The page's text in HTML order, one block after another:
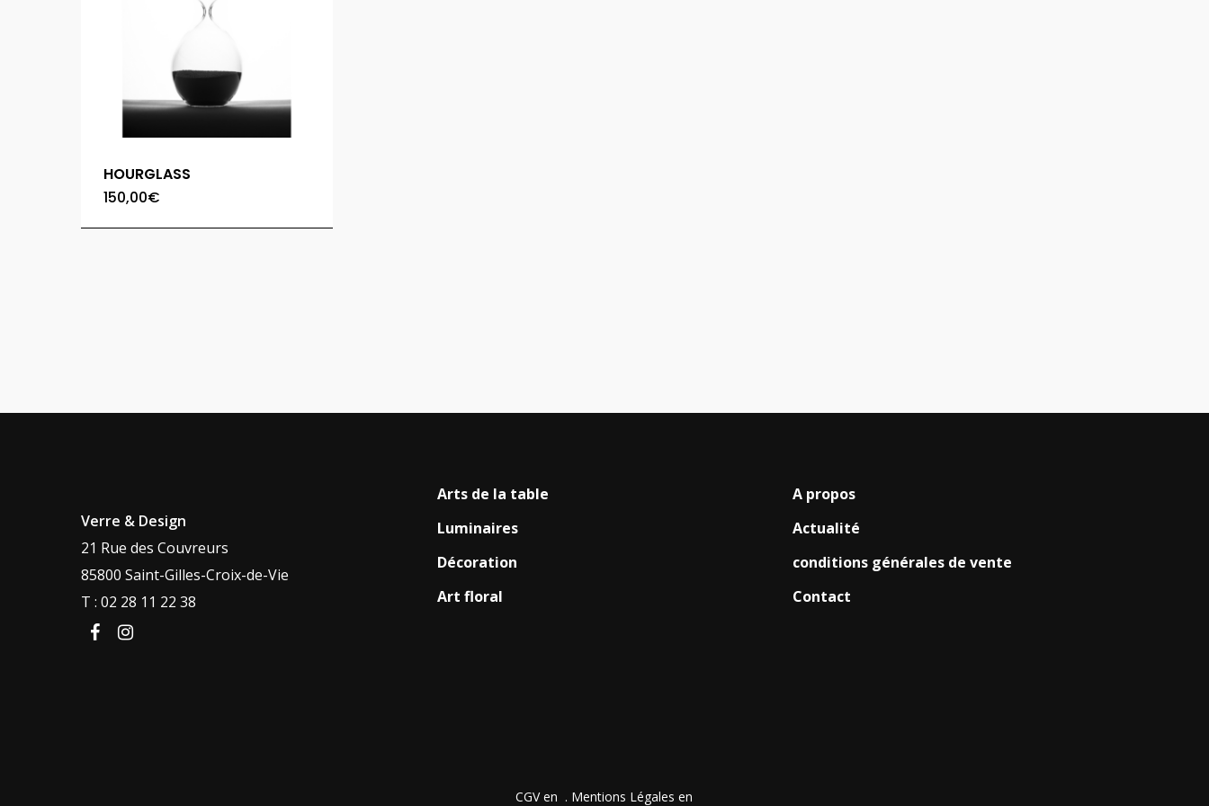
HOURGLASS
150,00€
Verre & Design
21 Rue des Couvreurs
85800 Saint-Gilles-Croix-de-Vie
T : 02 28 11 22 38
facebookinstagram
Arts de la table
Luminaires
Décoration
Art floral
A propos
Actualité
conditions générales de vente
Contact
CGV en . Mentions Légales en